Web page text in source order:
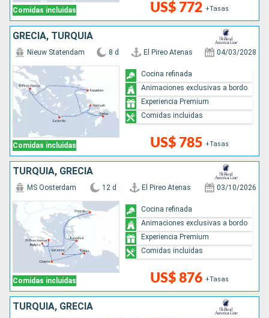
Comidas incluidas US$ 772 +Tasas
GRECIA, TURQUÍA
Comidas incluidas
Nieuw Statendam 8 d El Pireo Atenas 04/03/2028
US$ 785 +Tasas
Cocina refinada
Animaciones exclusivas a bordo
Experiencia Premium
Comidas incluidas
TURQUÍA, GRECIA
Comidas incluidas
MS Oosterdam 12 d El Pireo Atenas 03/10/2026
US$ 876 +Tasas
Cocina refinada
Animaciones exclusivas a bordo
Experiencia Premium
Comidas incluidas
TURQUÍA, GRECIA